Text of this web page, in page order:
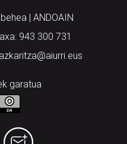
| ANDOAIN
943 300 731
garatua